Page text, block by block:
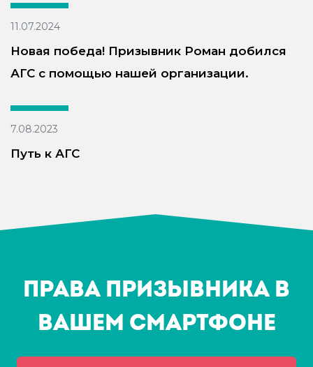
11.07.2024
Новая победа! Призывник Роман добился
АГС с помощью нашей организации.
7.08.2023
Путь к АГС
Права призывника в
Вашем смартфоне